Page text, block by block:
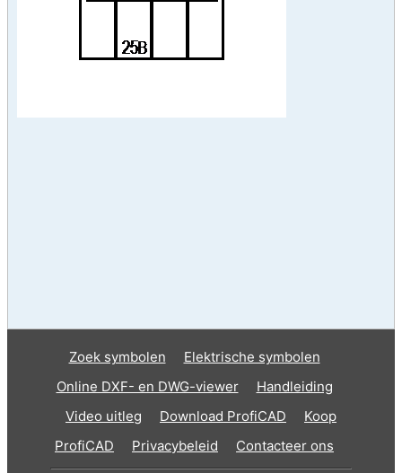
Zoek symbolen
Elektrische symbolen
Online DXF- en DWG-viewer
Handleiding
Video uitleg
Download ProfiCAD
Koop
ProfiCAD
Privacybeleid Contacteer ons